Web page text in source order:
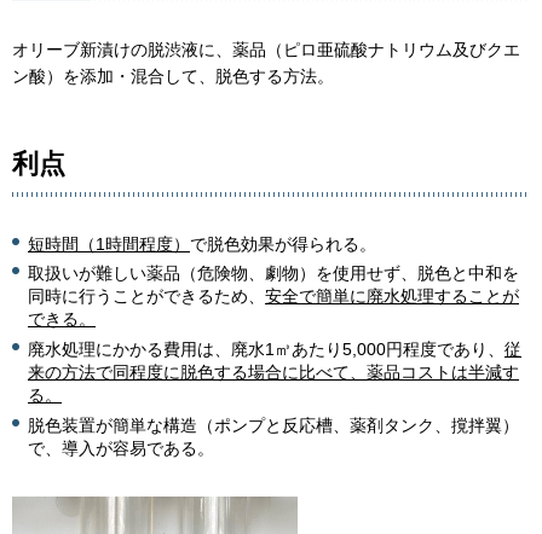
オリーブ新漬けの脱渋液に、薬品（ピロ亜硫酸ナトリウム及びクエ
ン酸）を添加・混合して、脱色する方法。
利点
短時間（1時間程度） で脱色効果が得られる。
取扱いが難しい薬品（危険物、劇物）を使用せず、脱色と中和を
同時に行うことができるため、 安全で簡単に廃水処理することが
できる。
廃水処理にかかる費用は、廃水1㎥あたり5,000円程度であり、 従
来の方法で同程度に脱色する場合に比べて、薬品コストは半減す
る。
脱色装置が簡単な構造（ポンプと反応槽、薬剤タンク、撹拌翼）
で、導入が容易である。